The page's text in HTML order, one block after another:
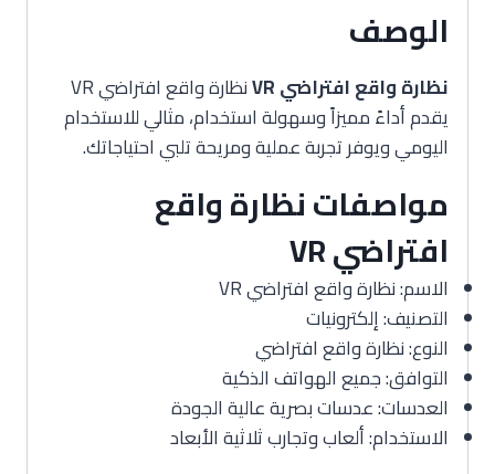
الوصف
نظارة واقع افتراضي VR
نظارة واقع افتراضي VR
يقدم أداءً مميزاً وسهولة استخدام، مثالي للاستخدام
اليومي ويوفر تجربة عملية ومريحة تلبي احتياجاتك.
مواصفات نظارة واقع
افتراضي VR
الاسم: نظارة واقع افتراضي VR
التصنيف: إلكترونيات
النوع: نظارة واقع افتراضي
التوافق: جميع الهواتف الذكية
العدسات: عدسات بصرية عالية الجودة
الاستخدام: ألعاب وتجارب ثلاثية الأبعاد